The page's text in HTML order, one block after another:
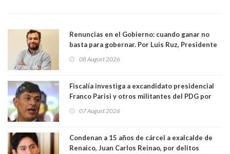
Renuncias en el Gobierno: cuando ganar no
basta para gobernar. Por Luis Ruz, Presidente
08 August 2026
Fiscalía investiga a excandidato presidencial
Franco Parisi y otros militantes del PDG por
07 August 2026
Condenan a 15 años de cárcel a exalcalde de
Renaico, Juan Carlos Reinao, por delitos